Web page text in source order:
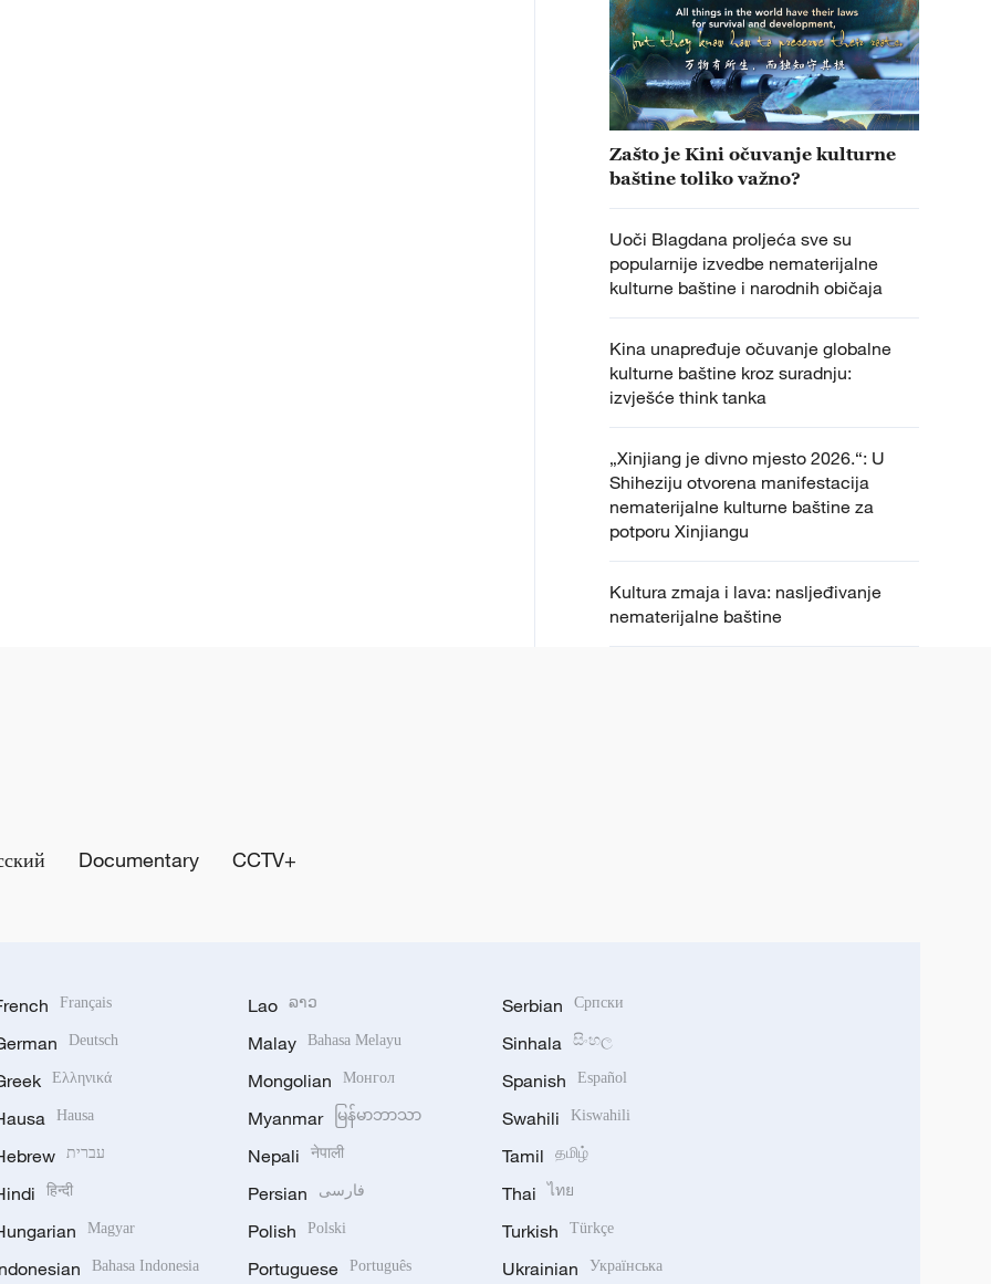
Zašto je Kini očuvanje kulturne
baštine toliko važno?
Uoči Blagdana proljeća sve su
popularnije izvedbe nematerijalne
kulturne baštine i narodnih običaja
Kina unapređuje očuvanje globalne
kulturne baštine kroz suradnju:
izvješće think tanka
„Xinjiang je divno mjesto 2026.“: U
Shiheziju otvorena manifestacija
nematerijalne kulturne baštine za
potporu Xinjiangu
Kultura zmaja i lava: nasljeđivanje
nematerijalne baštine
Documentary CCTV+
Français
Deutsch
Ελληνικά
Hausa
עברית
हिन्दी
Magyar
Bahasa Indonesia
Lao ລາວ
Malay Bahasa Melayu
Mongolian Монгол
Myanmar မြန်မာဘာသာ
Nepali नेपाली
Persian فارسی
Polish Polski
Portuguese Português
Serbian Српски
Sinhala සිංහල
Spanish Español
Swahili Kiswahili
Tamil தமிழ்
Thai ไทย
Turkish Türkçe
Ukrainian Українська